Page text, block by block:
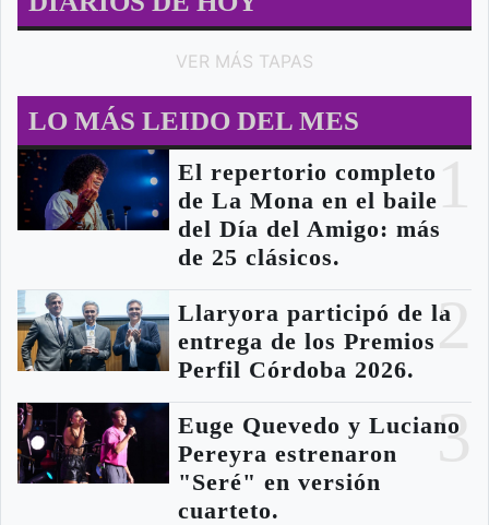
VER MÁS TAPAS
LO MÁS LEIDO DEL MES
El repertorio completo
de La Mona en el baile
del Día del Amigo: más
de 25 clásicos.
2
Llaryora participó de la
entrega de los Premios
Perfil Córdoba 2026.
3
Euge Quevedo y Luciano
Pereyra estrenaron
"Seré" en versión
cuarteto.